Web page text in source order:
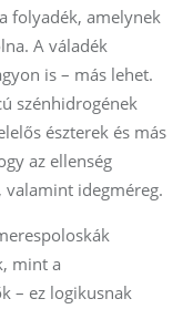
folyadék, amelynek
A váladék
is – más lehet.
szénhidrogének
észterek és más
az ellenség
idegméreg.
mint a
– ez logikusnak